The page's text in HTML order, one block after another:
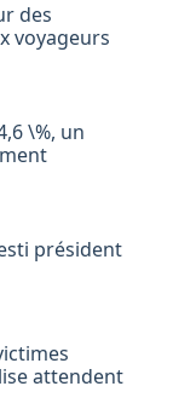
des
voyageurs
\%, un
président
attendent